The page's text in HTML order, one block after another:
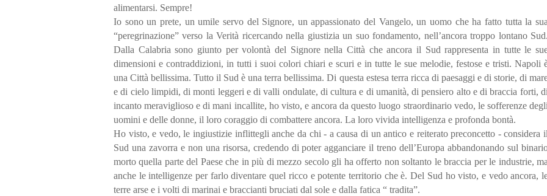
alimentarsi. Sempre!
Io sono un prete, un umile servo del Signore, un appassionato del Vangelo, un uomo che ha fatto tutta la sua
“peregrinazione” verso la Verità ricercando nella giustizia un suo fondamento, nell’ancora troppo lontano Sud.
Dalla Calabria sono giunto per volontà del Signore nella Città che ancora il Sud rappresenta in tutte le
dimensioni e contraddizioni, in tutti i suoi colori chiari e scuri e in tutte le sue melodie, festose e tristi. Napoli
una Città bellissima. Tutto il Sud è una terra bellissima. Di questa estesa terra ricca di paesaggi e di storie, di
e di cielo limpidi, di monti leggeri e di valli ondulate, di cultura e di umanità, di pensiero alto e di braccia forti, di
incanto meraviglioso e di mani incallite, ho visto, e ancora da questo luogo straordinario vedo, le sofferenze degli
uomini e delle donne, il loro coraggio di combattere ancora. La loro vivida intelligenza e profonda bontà.
Ho visto, e vedo, le ingiustizie inflittegli anche da chi - a causa di un antico e reiterato preconcetto - considera il
Sud una zavorra e non una risorsa, credendo di poter agganciare il treno dell’Europa abbandonando sul
morto quella parte del Paese che in più di mezzo secolo gli ha offerto non soltanto le braccia per le industrie, ma
anche le intelligenze per farlo diventare quel ricco e potente territorio che è. Del Sud ho visto, e vedo ancora,
terre arse e i volti di marinai e braccianti bruciati dal sole e dalla fatica “ tradita”.